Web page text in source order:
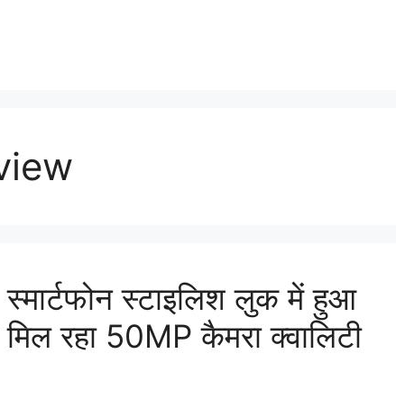
स्टाइलिश लुक में हुआ
रहा 50MP कैमरा क्वालिटी